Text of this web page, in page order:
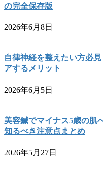
の完全保存版
2026年6月8日
自律神経を整えたい方必
アするメリット
2026年6月5日
美容鍼でマイナス5歳の肌
知るべき注意点まとめ
2026年5月27日